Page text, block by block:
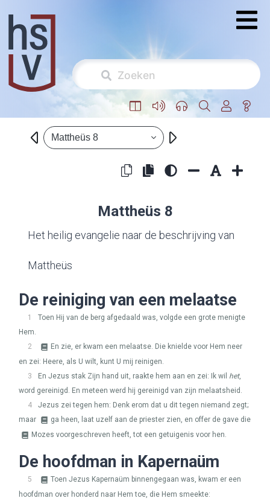
Mattheüs 8
Mattheüs 8
Het heilig evangelie naar de beschrijving van
Mattheüs
De reiniging van een melaatse
1
Toen Hij van de berg afgedaald was, volgde een grote menigte
Hem.
2
En zie, er kwam een melaatse. Die knielde voor Hem neer
en zei: Heere, als U wilt, kunt U mij reinigen.
3
En Jezus stak Zijn hand uit, raakte hem aan en zei: Ik wil het,
word gereinigd. En meteen werd hij gereinigd van zijn melaatsheid.
4
Jezus zei tegen hem: Denk erom dat u dit tegen niemand zegt;
maar
ga heen, laat uzelf aan de priester zien, en offer de gave die
Mozes voorgeschreven heeft, tot een getuigenis voor hen.
De hoofdman in Kapernaüm
5
Toen Jezus Kapernaüm binnengegaan was, kwam er een
hoofdman over honderd naar Hem toe, die Hem smeekte: